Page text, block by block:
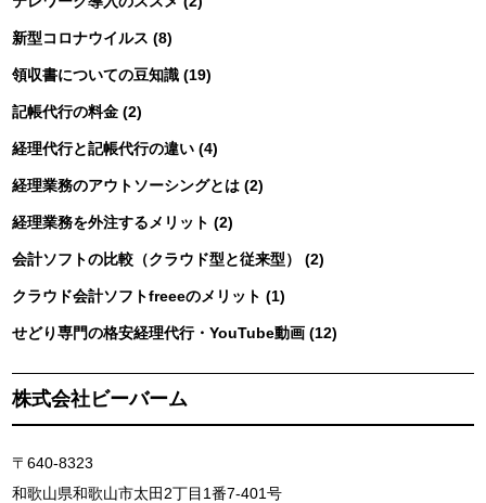
新型コロナウイルス (8)
領収書についての豆知識 (19)
記帳代行の料金 (2)
経理代行と記帳代行の違い (4)
経理業務のアウトソーシングとは (2)
経理業務を外注するメリット (2)
会計ソフトの比較（クラウド型と従来型） (2)
クラウド会計ソフトfreeeのメリット (1)
せどり専門の格安経理代行・YouTube動画 (12)
株式会社ビーバーム
〒640-8323
和歌山県和歌山市太田2丁目1番7-401号